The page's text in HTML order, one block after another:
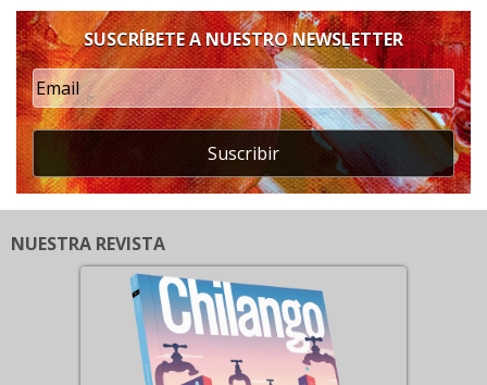
SUSCRÍBETE A NUESTRO NEWSLETTER
Suscribir
NUESTRA REVISTA